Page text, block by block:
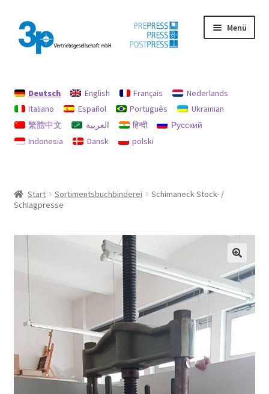
Zur
Navigation
springen
Zum
Inhalt
springen
Menü
Datenschutz
Gebrauchtmaschinen
Deutsch English Français
Nederlands
Italiano
Español Português
Ukrainian
繁體中文
العربية हिन्दी
Русский
Indonesia
Dansk polski
Start Sortimentsbuchbinderei
Schimaneck Stock- /
Schlagpresse